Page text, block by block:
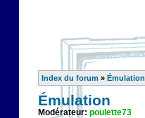
Index du forum » Émulation
Émulation
Modérateur: poulette73